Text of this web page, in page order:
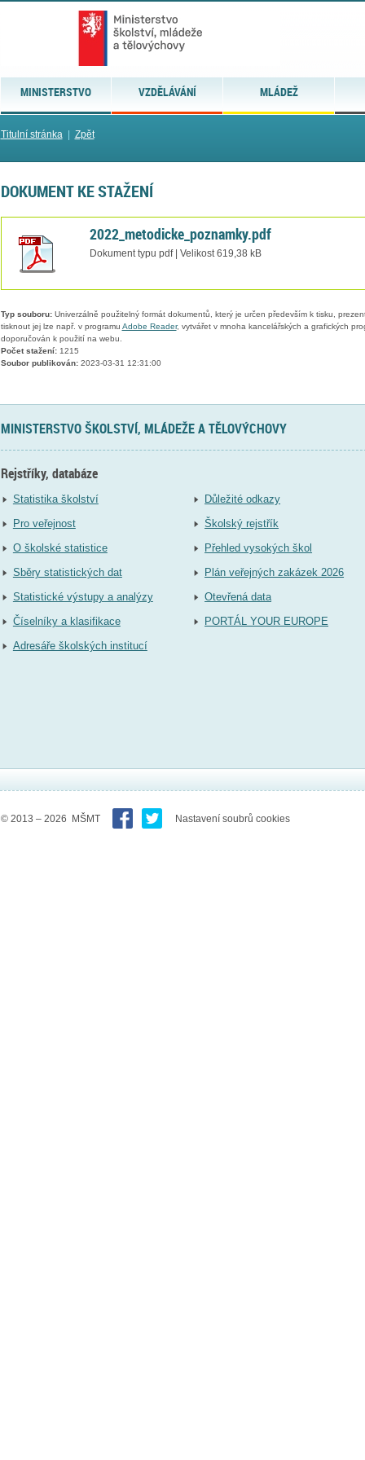
MINISTERSTVO VZDĚLÁVÁNÍ MLÁDEŽ
Titulní stránka| Zpět
DOKUMENT KE STAŽENÍ
2022_metodicke_poznamky.pdf
Dokument typu pdf | Velikost 619,38 kB
Typ souboru:Univerzálně použitelný formát dokumentů, který je určen především k tisku,
tisknout jej lze např. v programu Adobe Reader, vytvářet v mnoha kancelářských a grafických
doporučován k použití na webu.
Počet stažení:1215
Soubor publikován:2023-03-31 12:31:00
MINISTERSTVO ŠKOLSTVÍ, MLÁDEŽE A TĚLOVÝCHOVY
Rejstříky, databáze
Statistika školství
Pro veřejnost
O školské statistice
Sběry statistických dat
Statistické výstupy a analýzy
Číselníky a klasifikace
Adresáře školských institucí
Důležité odkazy
Školský rejstřík
Přehled vysokých škol
Plán veřejných zakázek 2026
Otevřená data
PORTÁL YOUR EUROPE
© 2013 – 2026 MŠMT Nastavení soubrů cookies